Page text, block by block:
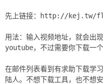
先上链接：http://
用法：输入视频地址，就会出
youtube，不过需要你下载一
在邮件列表看到有求助下载学
陆人。不想下载工具，也不